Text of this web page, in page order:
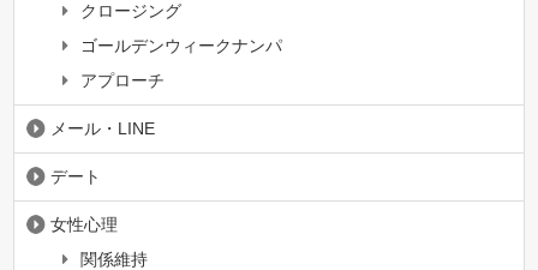
クロージング
ゴールデンウィークナンパ
アプローチ
メール・LINE
デート
女性心理
関係維持